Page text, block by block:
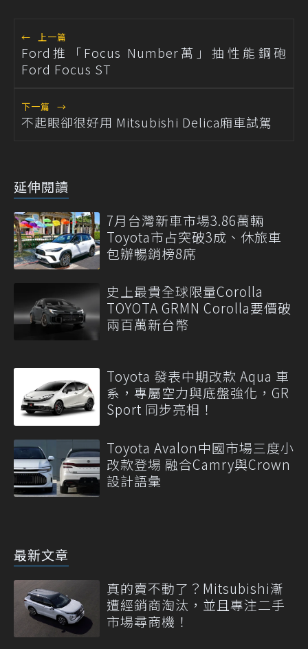
← 上一篇
Ford推「Focus Number萬」抽性能鋼砲
Ford Focus ST
下一篇 →
不起眼卻很好用 Mitsubishi Delica廂車試駕
延伸閱讀
7月台灣新車市場3.86萬輛
Toyota市占突破3成、休旅車
包辦暢銷榜8席
史上最貴全球限量Corolla
TOYOTA GRMN Corolla要價破
兩百萬新台幣
Toyota 發表中期改款 Aqua 車
系，專屬空力與底盤強化，GR
Sport 同步亮相！
Toyota Avalon中國市場三度小
改款登場 融合Camry與Crown
設計語彙
最新文章
真的賣不動了？Mitsubishi漸
遭經銷商淘汰，並且專注二手
市場尋商機！